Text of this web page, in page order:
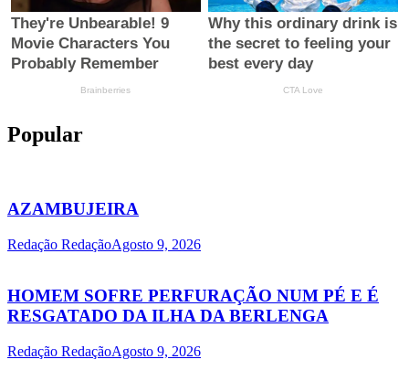
Popular
AZAMBUJEIRA
Redação RedaçãoAgosto 9, 2026
HOMEM SOFRE PERFURAÇÃO NUM PÉ E É
RESGATADO DA ILHA DA BERLENGA
Redação RedaçãoAgosto 9, 2026